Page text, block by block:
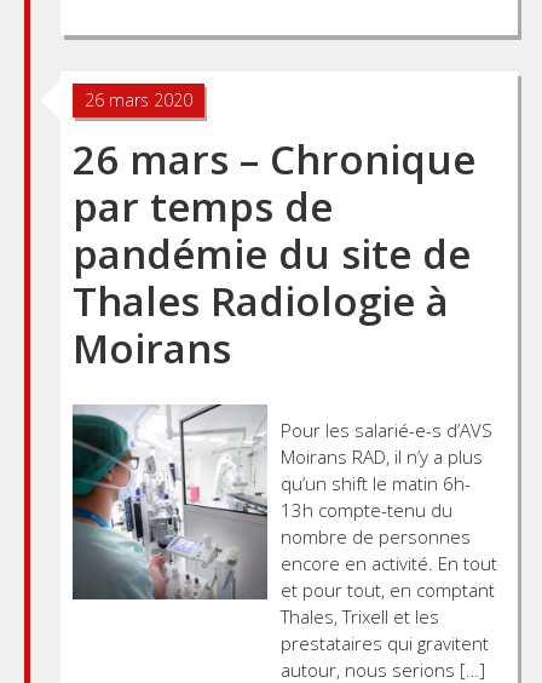
26 mars 2020
26 mars – Chronique
par temps de
pandémie du site de
Thales Radiologie à
Moirans
Pour les salarié-e-s d’AVS
Moirans RAD, il n’y a plus
qu’un shift le matin 6h-
13h compte-tenu du
nombre de personnes
encore en activité. En tout
et pour tout, en comptant
Thales, Trixell et les
prestataires qui gravitent
autour, nous serions […]